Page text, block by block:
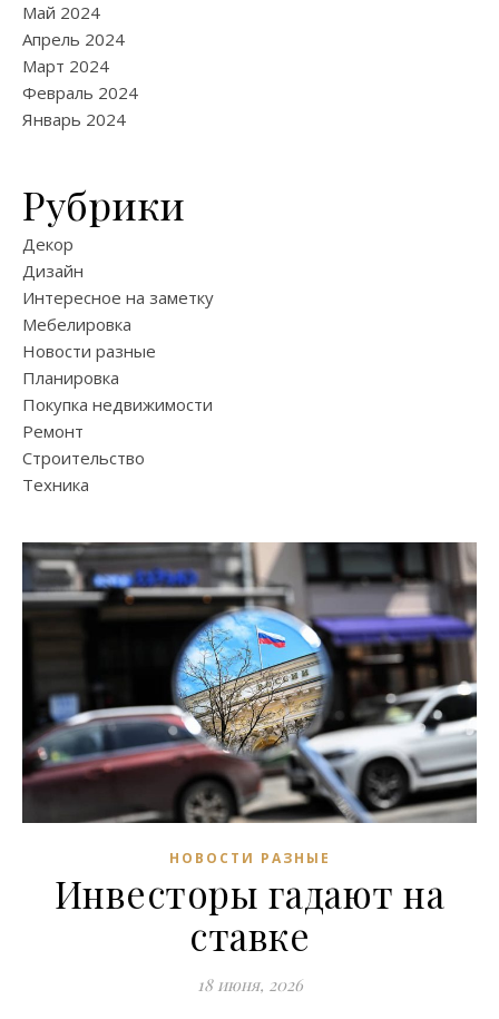
Май 2024
Апрель 2024
Март 2024
Февраль 2024
Январь 2024
Рубрики
Декор
Дизайн
Интересное на заметку
Мебелировка
Новости разные
Планировка
Покупка недвижимости
Ремонт
Строительство
Техника
НОВОСТИ РАЗНЫЕ
Инвесторы гадают на
ставке
18 июня, 2026